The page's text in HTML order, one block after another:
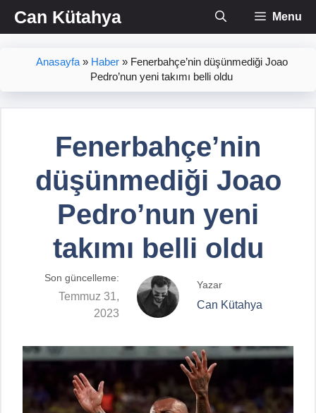
İçeriğe
atlaCan Kütahya Menu
Anasayfa» Haber» Fenerbahçe’nin düşünmediği Joao
Pedro’nun yeni takımı belli oldu
Fenerbahçe’nin
düşünmediği Joao
Pedro’nun yeni
takımı belli oldu
Son güncelleme:
Temmuz 31,
2023
Yazar
Can Kütahya